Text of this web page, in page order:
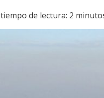
tiempo de lectura: 2